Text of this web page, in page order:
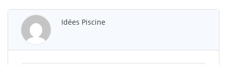
Idées Piscine